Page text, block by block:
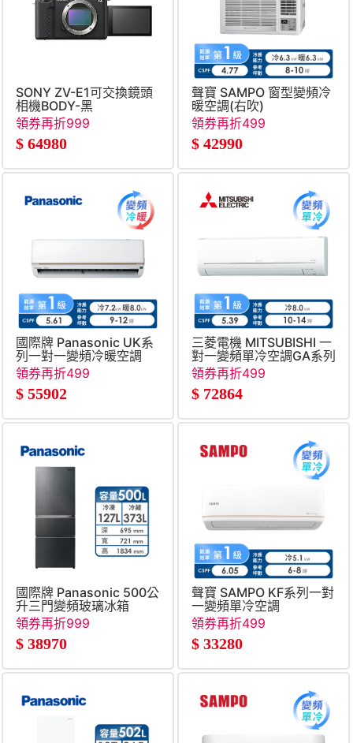
SONY ZV-E1可交換鏡頭
相機BODY-黑
領券再折999
$ 64980
聲寶 SAMPO 窗型變頻冷
暖空調(右吹)
領券再折499
$ 42990
國際牌 Panasonic UK系
列一對一變頻冷暖空調
領券再折499
$ 55902
三菱電機 MITSUBISHI 一
對一變頻單冷空調GA系列
(R32)
領券再折499
$ 72864
國際牌 Panasonic 500公
升三門變頻玻璃冰箱
領券再折999
$ 38970
聲寶 SAMPO KF系列一對
一變頻單冷空調
領券再折499
$ 33280